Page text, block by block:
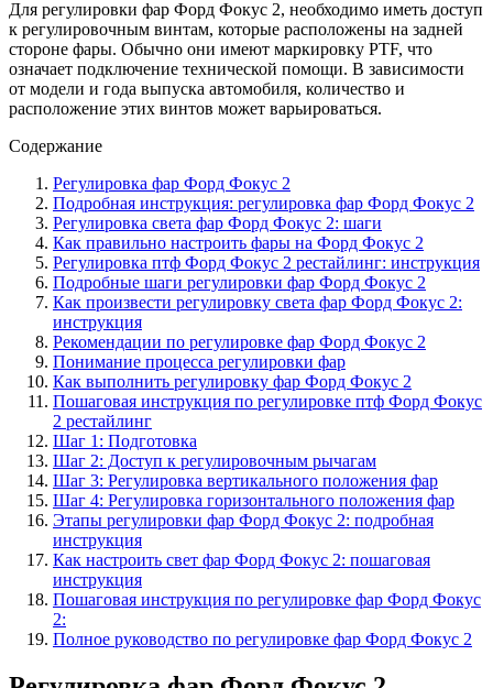
Для регулировки фар Форд Фокус 2, необходимо иметь доступ
к регулировочным винтам, которые расположены на задней
стороне фары. Обычно они имеют маркировку PTF, что
означает подключение технической помощи. В зависимости
от модели и года выпуска автомобиля, количество и
расположение этих винтов может варьироваться.
Содержание
Регулировка фар Форд Фокус 2
Подробная инструкция: регулировка фар Форд Фокус 2
Регулировка света фар Форд Фокус 2: шаги
Как правильно настроить фары на Форд Фокус 2
Регулировка птф Форд Фокус 2 рестайлинг: инструкция
Подробные шаги регулировки фар Форд Фокус 2
Как произвести регулировку света фар Форд Фокус 2:
инструкция
Рекомендации по регулировке фар Форд Фокус 2
Понимание процесса регулировки фар
Как выполнить регулировку фар Форд Фокус 2
Пошаговая инструкция по регулировке птф Форд Фокус
2 рестайлинг
Шаг 1: Подготовка
Шаг 2: Доступ к регулировочным рычагам
Шаг 3: Регулировка вертикального положения фар
Шаг 4: Регулировка горизонтального положения фар
Этапы регулировки фар Форд Фокус 2: подробная
инструкция
Как настроить свет фар Форд Фокус 2: пошаговая
инструкция
Пошаговая инструкция по регулировке фар Форд Фокус
2:
Полное руководство по регулировке фар Форд Фокус 2